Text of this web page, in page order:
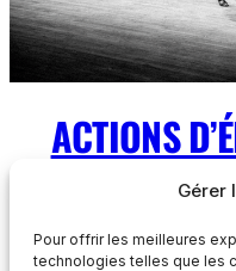
Gérer
Pour offrir les meilleures
technologies telles que les
ACTIONS
POPULAIRE
Ateliers, jeu et
d’éducation populaire